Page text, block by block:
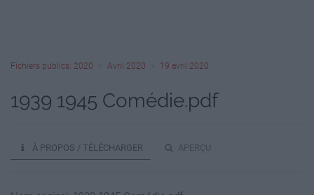
Fichiers publics: 2020 Avril 2020 19 avril 2020
1939 1945 Comédie.pdf
À PROPOS / TÉLÉCHARGER APERÇU